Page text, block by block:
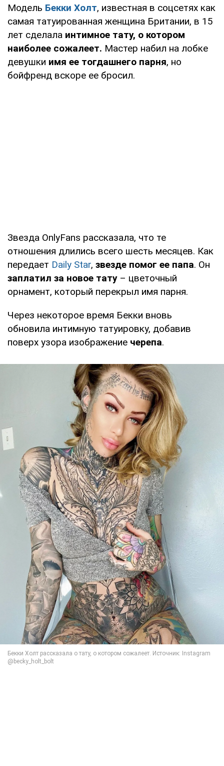
Модель Бекки Холт, известная в соцсетях как
самая татуированная женщина Британии, в 15
лет сделала интимное тату, о котором
наиболее сожалеет. Мастер набил на лобке
девушки имя ее тогдашнего парня, но
бойфренд вскоре ее бросил.
Звезда OnlyFans рассказала, что те
отношения длились всего шесть месяцев. Как
передает Daily Star, звезде помог ее папа. Он
заплатил за новое тату – цветочный
орнамент, который перекрыл имя парня.
Через некоторое время Бекки вновь
обновила интимную татуировку, добавив
поверх узора изображение черепа.